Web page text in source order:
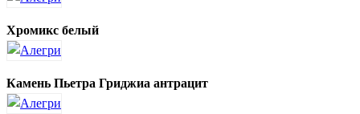
Хромикс белый
Камень Пьетра Гриджиа антрацит